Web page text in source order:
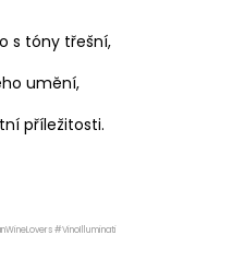
s tóny třešní,
umění,
příležitosti.
#VinoIlluminati